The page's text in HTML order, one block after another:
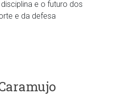
e o futuro dos
e da defesa